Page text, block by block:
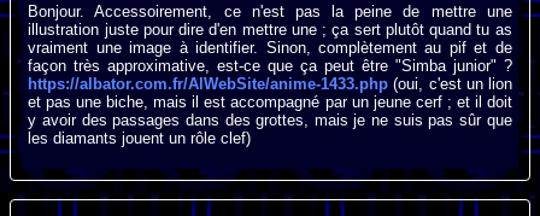
Bonjour. Accessoirement, ce n'est pas la peine de mettre une
illustration juste pour dire d'en mettre une ; ça sert plutôt quand tu as
vraiment une image à identifier. Sinon, complètement au pif et de
façon très approximative, est-ce que ça peut être "Simba junior" ?
https://albator.com.fr/AlWebSite/anime-1433.php (oui, c'est un lion
et pas une biche, mais il est accompagné par un jeune cerf ; et il doit
y avoir des passages dans des grottes, mais je ne suis pas sûr que
les diamants jouent un rôle clef)